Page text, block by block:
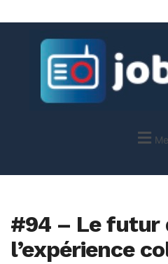
#94 – Le futur
l’expérience